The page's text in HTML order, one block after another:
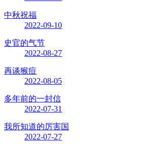
中秋祝福
2022-09-10
史官的气节
2022-08-27
再谈猴痘
2022-08-05
多年前的一封信
2022-07-31
我所知道的厉害国
2022-07-27